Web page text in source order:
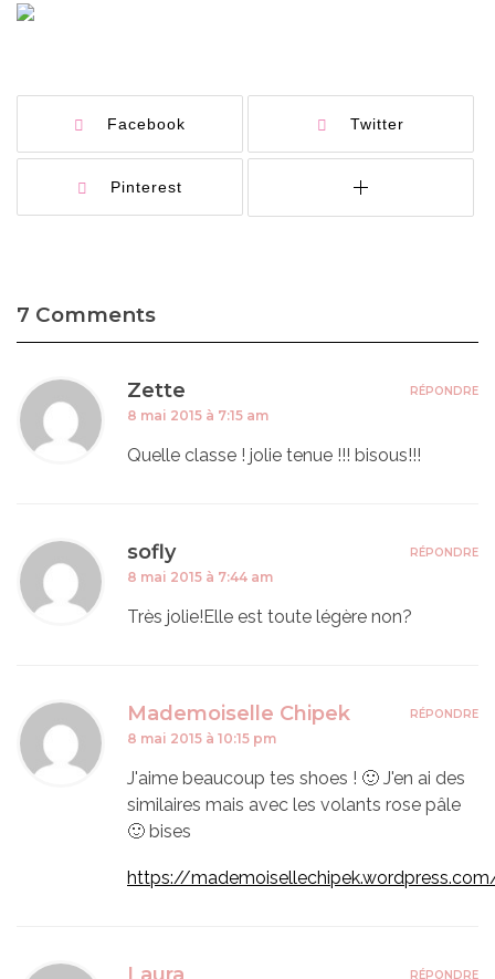
Facebook Twitter
Pinterest
7 Comments
Zette
8 mai 2015 à 7:15 am
Quelle classe ! jolie tenue !!! bisous!!!
RÉPONDRE
sofly
8 mai 2015 à 7:44 am
Très jolie!Elle est toute légère non?
RÉPONDRE
Mademoiselle Chipek
8 mai 2015 à 10:15 pm
J'aime beaucoup tes shoes ! 🙂 J'en ai des
similaires mais avec les volants rose pâle
🙂 bises
https://
RÉPONDRE
RÉPONDRE